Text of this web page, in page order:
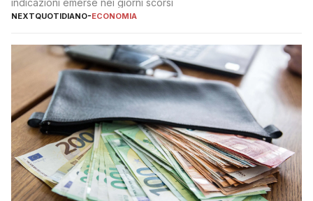
indicazioni emerse nei giorni scorsi
NEXTQUOTIDIANO-ECONOMIA